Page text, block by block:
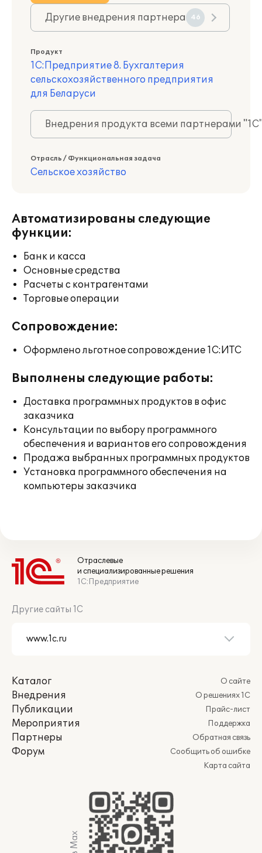
Другие внедрения партнера 46
Продукт
1С:Предприятие 8. Бухгалтерия
сельскохозяйственного предприятия
для Беларуси
Внедрения продукта всеми партнерами
Отрасль / Функциональная задача
Сельское хозяйство
Автоматизированы следующие
функции:
Банк и касса
Основные средства
Расчеты с контрагентами
Торговые операции
Сопровождение:
Оформлено льготное сопровождение 1С:ИТС
Выполнены следующие работы:
Доставка программных продуктов в офис
заказчика
Консультации по выбору программного
обеспечения и вариантов его сопровождения
Продажа выбранных программных продуктов
Установка программного обеспечения на
компьютеры заказчика
Отраслевые
и специализированные решения
1С:Предприятие
Другие сайты 1С
Каталог
Внедрения
Публикации
Мероприятия
Партнеры
Форум
О сайте
О решениях 1С
Прайс-лист
Поддержка
Обратная связь
Сообщить об ошибке
Карта сайта